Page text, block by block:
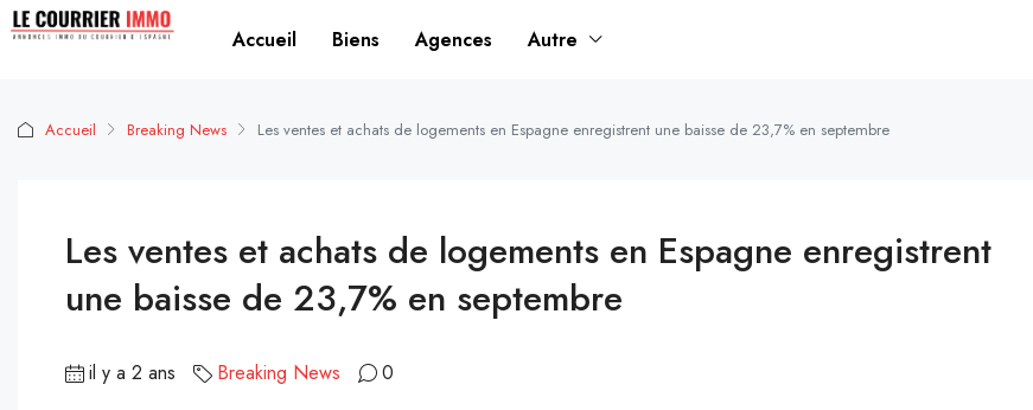
Accueil Biens Agences Autre
Accueil Breaking News Les ventes et achats de logements en Espagne enregistrent une baisse de 23,7% en septembre
Les ventes et achats de logements en Espagne enregistrent
une baisse de 23,7% en septembre
il y a 2 ans Breaking News 0